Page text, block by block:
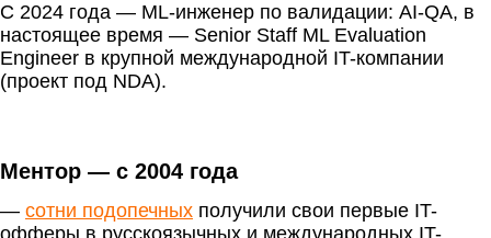
С 2024 года — ML-инженер по валидации: AI-QA, в
настоящее время — Senior Staff ML Evaluation
Engineer в крупной международной IT-компании
(проект под NDA).
Ментор — с 2004 года
— сотни подопечных получили свои первые IT-
офферы в русскоязычных и международных IT-